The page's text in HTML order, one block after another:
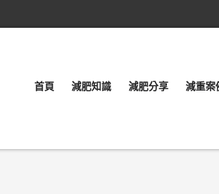
首頁 減肥知識 減肥分享 減重案